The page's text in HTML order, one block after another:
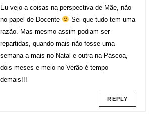
Eu vejo a coisas na perspectiva de Mãe, não
no papel de Docente
Sei que tudo tem uma
razão. Mas mesmo assim podiam ser
repartidas, quando mais não fosse uma
semana a mais no Natal e outra na Páscoa,
dois meses e meio no Verão é tempo
demais!!!
REPLY